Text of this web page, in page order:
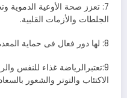
7: تعزز صحة الأوعية
الجلطات والأزمات القلبية.
8: لها دور فعال فى حماية المعدة من الاضطرابات والالتهابات.
9:تعتبرالرياضة غذاء للنفس
الاكتئاب والتوتر والشعور